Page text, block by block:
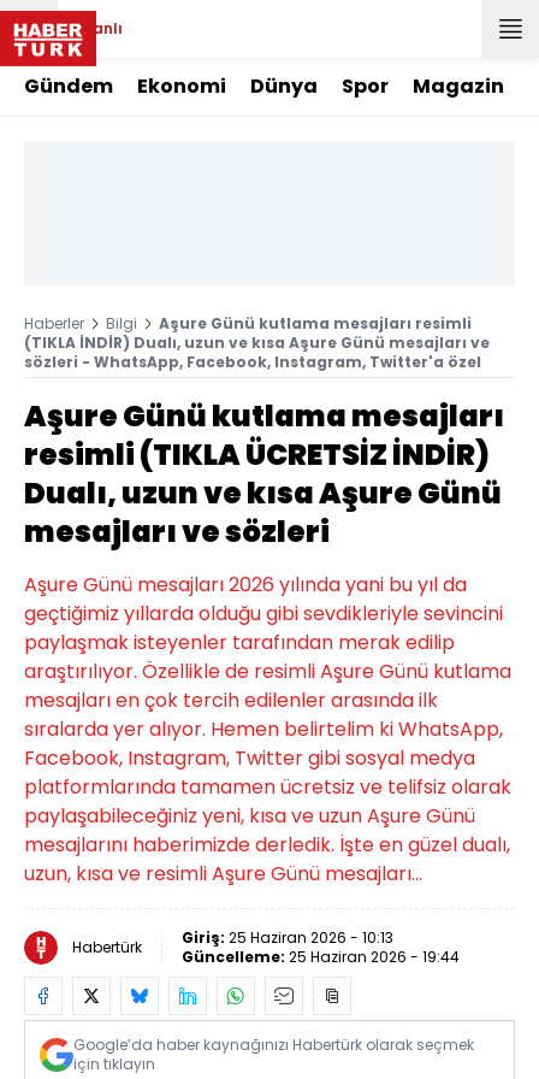
Canlı
Gündem Ekonomi Dünya Spor Magazin
Haberler Bilgi
Aşure Günü kutlama mesajları resimli
(TIKLA İNDİR) Dualı, uzun ve kısa Aşure Günü mesajları ve
sözleri - WhatsApp, Facebook, Instagram, Twitter'a özel
Aşure Günü kutlama mesajları
resimli (TIKLA ÜCRETSİZ İNDİR)
Dualı, uzun ve kısa Aşure Günü
mesajları ve sözleri
Aşure Günü mesajları 2026 yılında yani bu yıl da
geçtiğimiz yıllarda olduğu gibi sevdikleriyle sevincini
paylaşmak isteyenler tarafından merak edilip
araştırılıyor. Özellikle de resimli Aşure Günü kutlama
mesajları en çok tercih edilenler arasında ilk
sıralarda yer alıyor. Hemen belirtelim ki WhatsApp,
Facebook, Instagram, Twitter gibi sosyal medya
platformlarında tamamen ücretsiz ve telifsiz olarak
paylaşabileceğiniz yeni, kısa ve uzun Aşure Günü
mesajlarını haberimizde derledik. İşte en güzel dualı,
uzun, kısa ve resimli Aşure Günü mesajları...
Habertürk Giriş: 25 Haziran 2026 - 10:13
Güncelleme: 25 Haziran 2026 - 19:44
Google’da haber kaynağınızı Habertürk olarak seçmek
için tıklayın